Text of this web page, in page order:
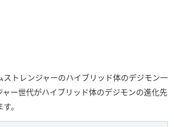
トレンジャーのハイブリッド体のデジモン一
ー世代がハイブリッド体のデジモンの進化先
。